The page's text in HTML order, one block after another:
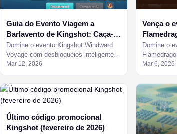
Guia do Evento Viagem a
Barlavento de Kingshot: Caça-
níqueis, Fusão e Estratégia de
Recompensas
Domine o evento Kingshot Windward
Voyage com desbloqueios inteligentes
de slots, estratégias de fusão de baús
recompensas do Governor Gear
Mar 12, 2026
Vença o
rivais
Domine o
elite para
Mar 6, 2026
Último código promocional
Kingshot (fevereiro de 2026)